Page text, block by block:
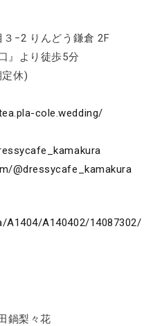
−2 りんどう鎌倉 2F
』より徒歩5分
休)
cole.wedding/
@dressycafe_kamakura
A140402/14087302/
鍋梨々花